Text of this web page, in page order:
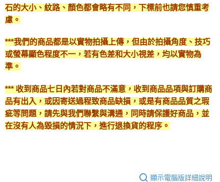
石的大小、紋路、顏色都會略有不同，下標前也請您慎重考
慮。
***我們的商品都是以實物拍攝上傳，但由於拍攝角度、技巧
或螢幕顯色程度不一，若有色差和大小視差，均以實物為
準。
*** 收到商品七日內若對商品不滿意，收到商品品項與訂購商
品有出入，或因寄送過程致商品缺損，或是有商品品質之瑕
疵等問題，請先與我們聯繫與溝通，同時請保護好商品，並
在沒有人為毀損的情況下，進行退換貨的程序。
顯示電腦版詳細說明